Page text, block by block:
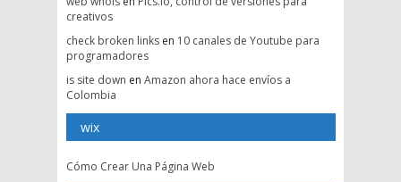
creativos
check broken links en 10 canales de Youtube para
programadores
is site down en Amazon ahora hace envíos a
Colombia
wix
Cómo Crear Una Página Web